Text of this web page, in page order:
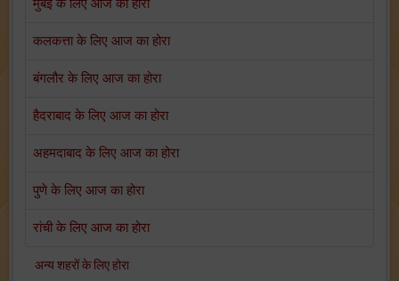
मुंबई के लिए आज का होरा
कलकत्ता के लिए आज का होरा
बंगलौर के लिए आज का होरा
हैदराबाद के लिए आज का होरा
अहमदाबाद के लिए आज का होरा
पुणे के लिए आज का होरा
रांची के लिए आज का होरा
अन्य शहरों के लिए होरा